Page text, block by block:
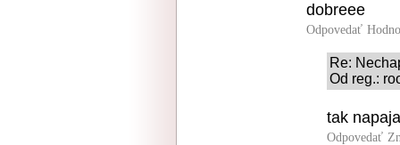
dobreee
Odpovedať
Re:
Od reg.:
tak
Odpovedať